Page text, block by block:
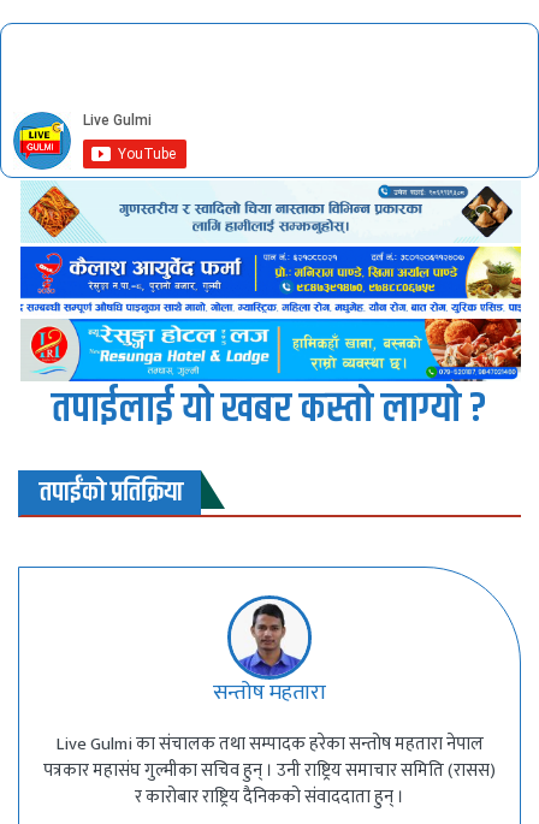
तपाईलाई यो खबर कस्तो लाग्यो ?
तपाईंको प्रतिक्रिया
सन्तोष महतारा
Live Gulmi का संचालक तथा सम्पादक हरेका सन्तोष महतारा नेपाल
पत्रकार महासंघ गुल्मीका सचिव हुन् । उनी राष्ट्रिय समाचार समिति (रासस)
र कारोबार राष्ट्रिय दैनिकको संवाददाता हुन् ।